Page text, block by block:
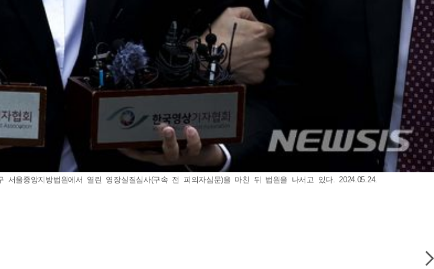
중앙지방법원에서 열린 영장실질심사(구속 전 피의자심문)을 마친 뒤 법원을 나서고 있다. 2024.05.24.